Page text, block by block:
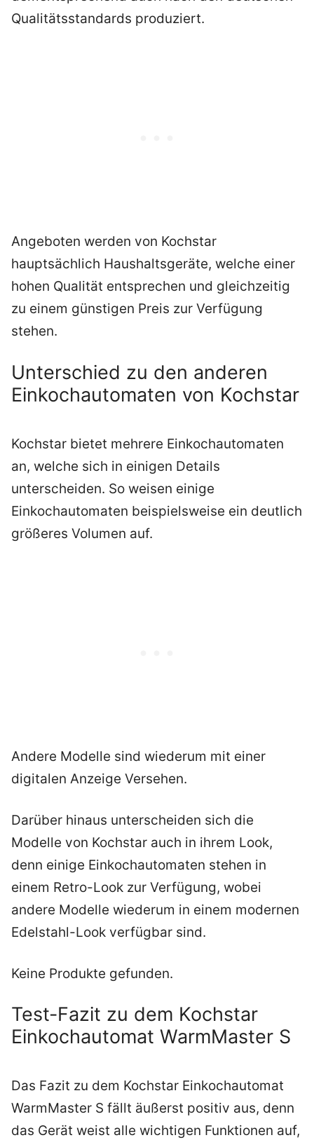
Qualitätsstandards produziert.
Angeboten werden von Kochstar
hauptsächlich Haushaltsgeräte, welche einer
hohen Qualität entsprechen und gleichzeitig
zu einem günstigen Preis zur Verfügung
stehen.
Unterschied zu den anderen
Einkochautomaten von Kochstar
Kochstar bietet mehrere Einkochautomaten
an, welche sich in einigen Details
unterscheiden. So weisen einige
Einkochautomaten beispielsweise ein deutlich
größeres Volumen auf.
Andere Modelle sind wiederum mit einer
digitalen Anzeige Versehen.
Darüber hinaus unterscheiden sich die
Modelle von Kochstar auch in ihrem Look,
denn einige Einkochautomaten stehen in
einem Retro-Look zur Verfügung, wobei
andere Modelle wiederum in einem modernen
Edelstahl-Look verfügbar sind.
Keine Produkte gefunden.
Test-Fazit zu dem Kochstar
Einkochautomat WarmMaster S
Das Fazit zu dem Kochstar Einkochautomat
WarmMaster S fällt äußerst positiv aus, denn
das Gerät weist alle wichtigen Funktionen auf,